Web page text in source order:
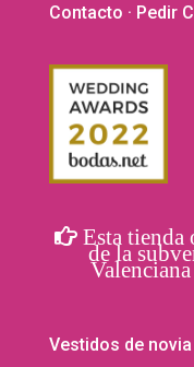
Contacto · Pedir
Esta tienda
de la
Vestidos de novia